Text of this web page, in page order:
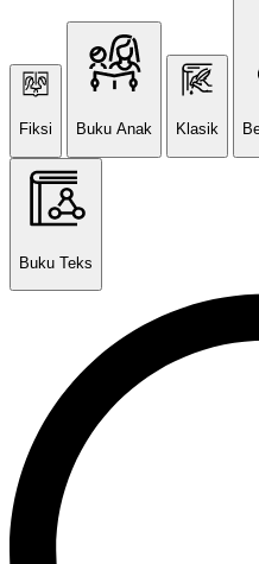
Fiksi Buku Anak Klasik
Buku Teks